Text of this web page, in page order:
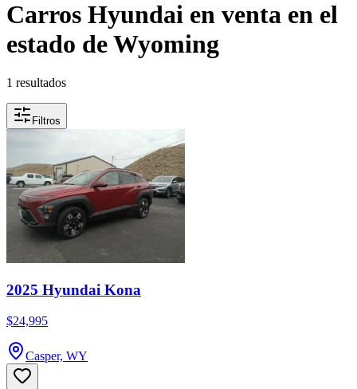
Carros Hyundai en venta en el
estado de Wyoming
1 resultados
Filtros
2025 Hyundai Kona
$24,995
Casper, WY